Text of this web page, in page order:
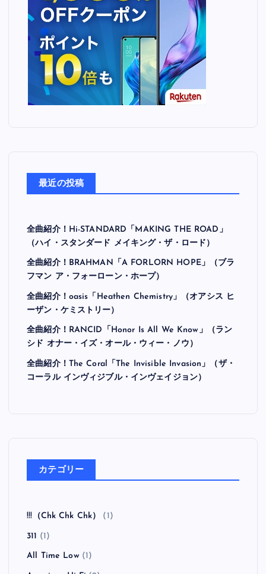
最近の投稿
全曲紹介！Hi-STANDARD「MAKING THE ROAD」
（ハイ・スタンダード メイキング・ザ・ロード）
全曲紹介！BRAHMAN「A FORLORN HOPE」（ブラ
フマン ア・フォーローン・ホープ）
全曲紹介！oasis「Heathen Chemistry」（オアシス ヒ
ーザン・ケミストリー）
全曲紹介！RANCID「Honor Is All We Know」（ラン
シド オナー・イズ・オール・ウィー・ノウ）
全曲紹介！The Coral「The Invisible Invasion」（ザ・
コーラル インヴィジブル・インヴェイジョン）
カテゴリー
!!!（Chk Chk Chk） (1)
311 (1)
All Time Low(1)